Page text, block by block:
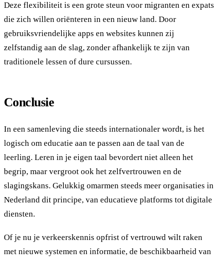
Deze flexibiliteit is een grote steun voor migranten en expats
die zich willen oriënteren in een nieuw land. Door
gebruiksvriendelijke apps en websites kunnen zij
zelfstandig aan de slag, zonder afhankelijk te zijn van
traditionele lessen of dure cursussen.
Conclusie
In een samenleving die steeds internationaler wordt, is het
logisch om educatie aan te passen aan de taal van de
leerling. Leren in je eigen taal bevordert niet alleen het
begrip, maar vergroot ook het zelfvertrouwen en de
slagingskans. Gelukkig omarmen steeds meer organisaties in
Nederland dit principe, van educatieve platforms tot digitale
diensten.
Of je nu je verkeerskennis opfrist of vertrouwd wilt raken
met nieuwe systemen en informatie, de beschikbaarheid van